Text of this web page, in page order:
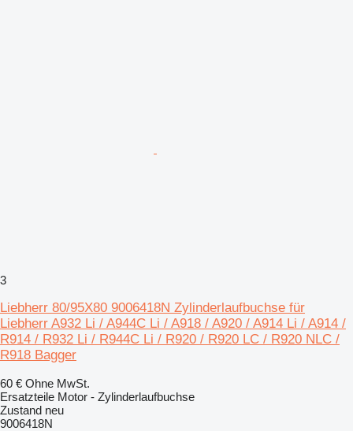
3
Liebherr 80/95X80 9006418N Zylinderlaufbuchse für
Liebherr A932 Li / A944C Li / A918 / A920 / A914 Li / A914 /
R914 / R932 Li / R944C Li / R920 / R920 LC / R920 NLC /
R918 Bagger
60 € Ohne MwSt.
Ersatzteile Motor - Zylinderlaufbuchse
Zustand neu
9006418N